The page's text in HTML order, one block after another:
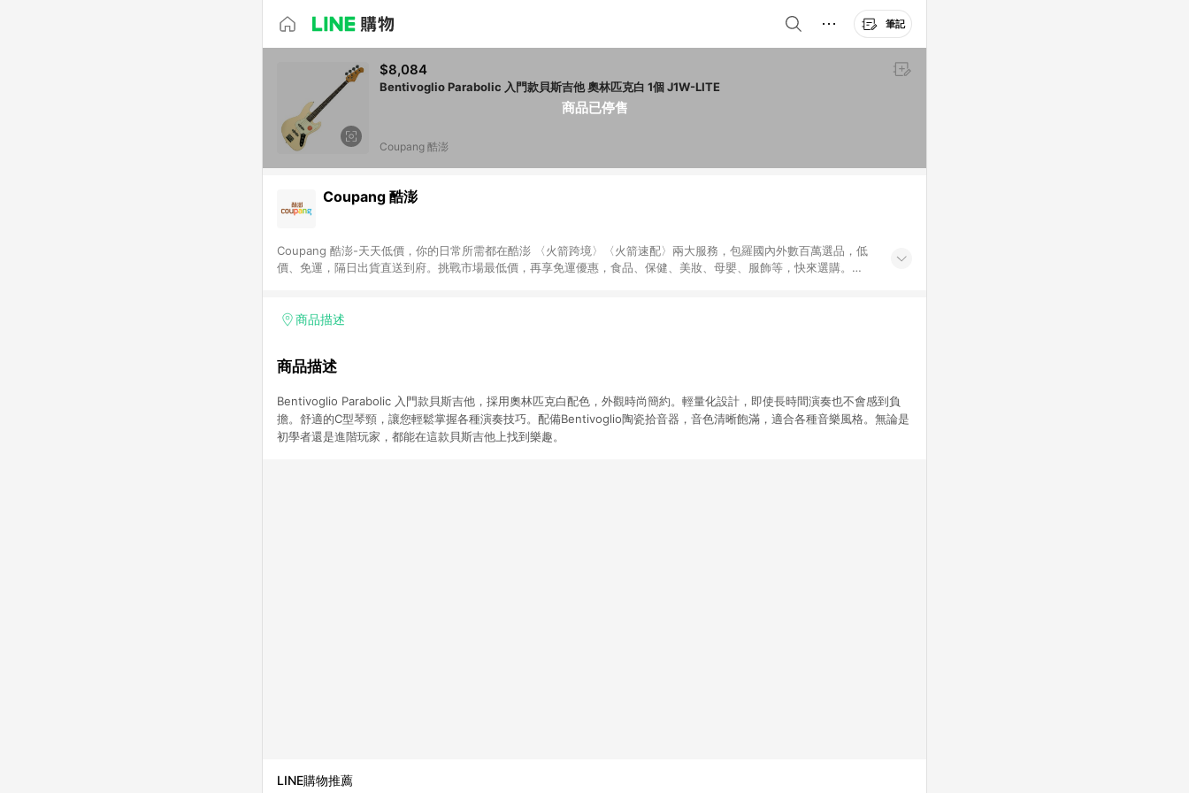
筆記
商品已停售
$8,084
Bentivoglio Parabolic 入門款貝斯吉他 奧林匹克白 1個 J1W-LITE
Coupang 酷澎
Coupang 酷澎
Coupang 酷澎-天天低價，你的日常所需都在酷澎 〈火箭跨境〉〈火箭速配〉兩大服務，包羅國內外數百萬選品，低
價、免運，隔日出貨直送到府。挑戰市場最低價，再享免運優惠，食品、保健、美妝、母嬰、服飾等，快來選購。
商品描述
商品描述
Bentivoglio Parabolic 入門款貝斯吉他，採用奧林匹克白配色，外觀時尚簡約。輕量化設計，即使長時間演奏也不會感到負
擔。舒適的C型琴頸，讓您輕鬆掌握各種演奏技巧。配備Bentivoglio陶瓷拾音器，音色清晰飽滿，適合各種音樂風格。無論是
初學者還是進階玩家，都能在這款貝斯吉他上找到樂趣。
LINE購物推薦